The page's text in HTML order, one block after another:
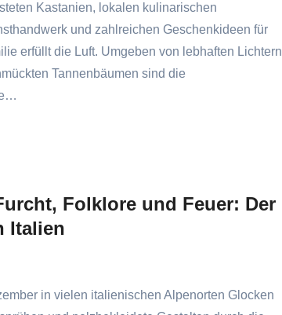
Kastanien, lokalen kulinarischen
und zahlreichen Geschenkideen für
erfüllt die Luft. Umgeben von lebhaften Lichtern
Tannenbäumen sind die
Folklore und Feuer: Der
Italien
in vielen italienischen Alpenorten Glocken